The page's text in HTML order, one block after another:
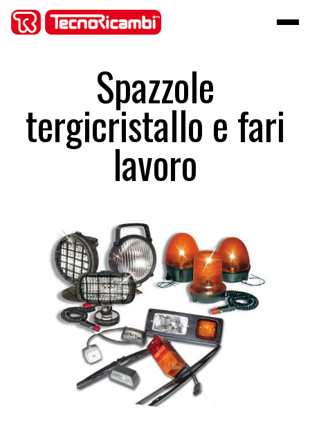
Spazzole
tergicristallo e fari
lavoro